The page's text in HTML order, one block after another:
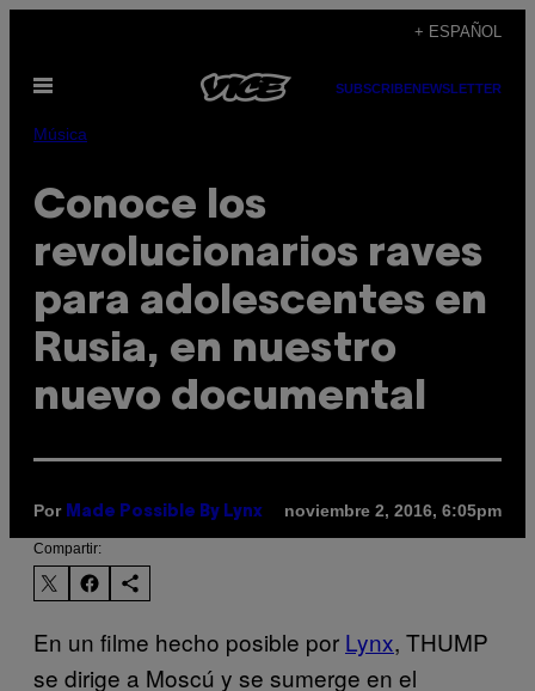
contenido
+ ESPAÑOL
Abrir
SUBSCRIBENEWSLETTER
Música
Conoce los
revolucionarios raves
para adolescentes en
Rusia, en nuestro
nuevo documental
Por Made Possible By Lynx noviembre 2, 2016, 6:05pm
Compartir:
En un filme hecho posible por Lynx, THUMP
se dirige a Moscú y se sumerge en el